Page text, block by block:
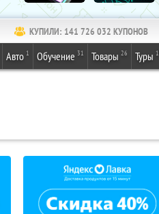
КУПИЛИ: 141 726 032 КУПОНОВ
Авто 1 Обучение 31 Товары 26 Туры